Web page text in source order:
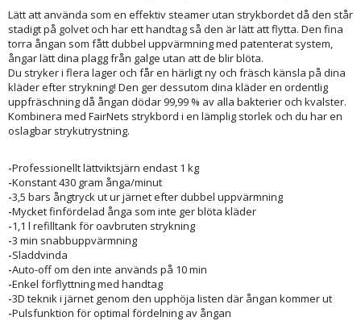
Lätt att använda som en effektiv steamer utan strykbordet då den står
stadigt på golvet och har ett handtag så den är lätt att flytta. Den fina
torra ångan som fått dubbel uppvärmning med patenterat system,
ångar lätt dina plagg från galge utan att de blir blöta.
Du stryker i flera lager och får en härligt ny och fräsch känsla på dina
kläder efter strykning! Den ger dessutom dina kläder en ordentlig
uppfräschning då ångan dödar 99,99 % av alla bakterier och kvalster.
Kombinera med FairNets strykbord i en lämplig storlek och du har en
oslagbar strykutrystning.
-Professionellt lättviktsjärn endast 1 kg
-Konstant 430 gram ånga/minut
-3,5 bars ångtryck ut ur järnet efter dubbel uppvärmning
-Mycket finfördelad ånga som inte ger blöta kläder
-1,1 l refilltank för oavbruten strykning
-3 min snabbuppvärmning
-Sladdvinda
-Auto-off om den inte används på 10 min
-Enkel förflyttning med handtag
-3D teknik i järnet genom den upphöja listen där ångan kommer ut
-Pulsfunktion för optimal fördelning av ångan